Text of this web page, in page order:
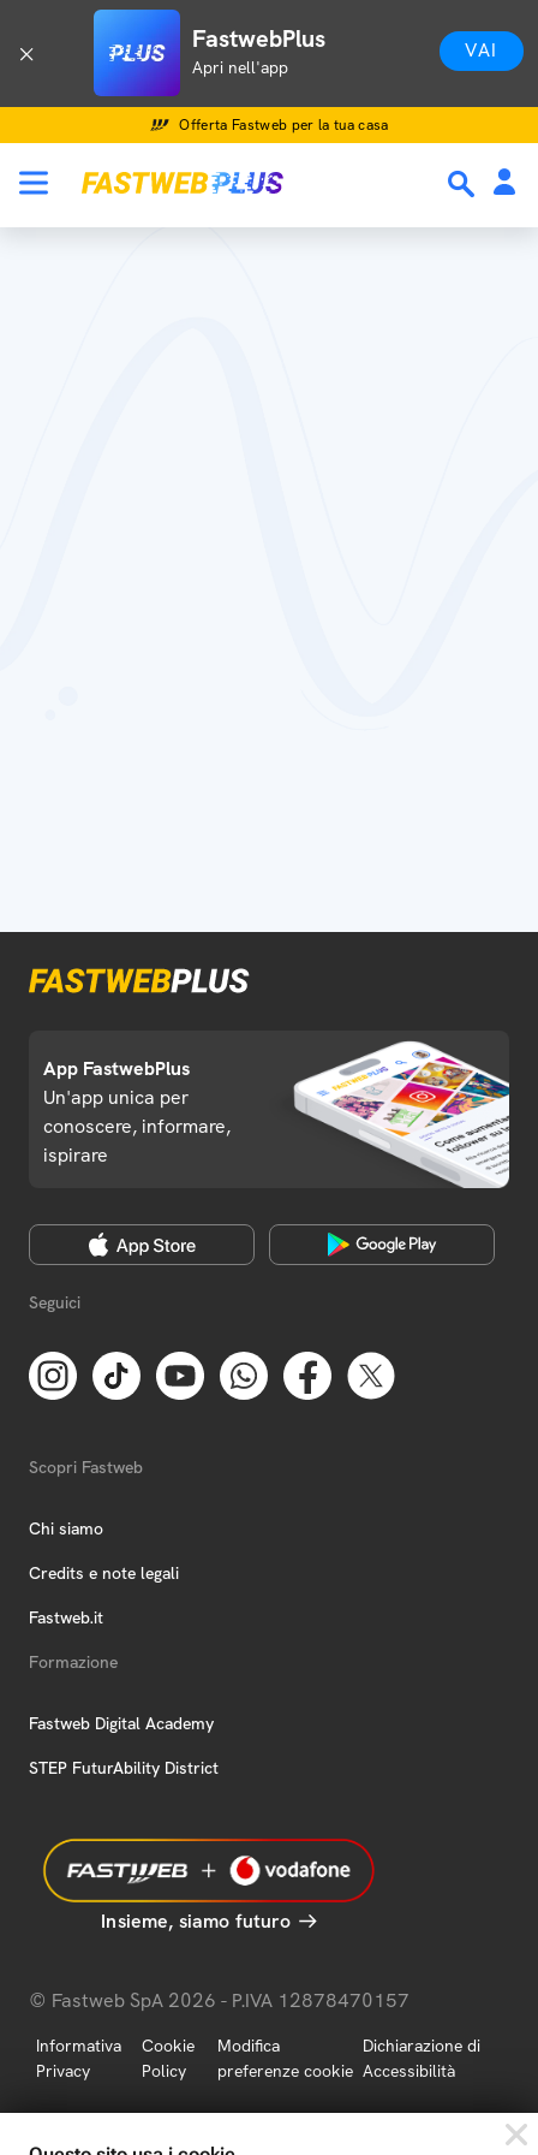
FastwebPlus
Apri nell'app
VAI
Offerta Fastweb per la tua casa
App FastwebPlus
Un'app unica per
conoscere, informare,
ispirare
Seguici
Scopri Fastweb
Chi siamo
Credits e note legali
Fastweb.it
Formazione
Fastweb Digital Academy
STEP FuturAbility District
Insieme, siamo futuro
© Fastweb SpA 2026 - P.IVA 12878470157
Informativa
Privacy
Cookie
Policy
Modifica
preferenze cookie
Dichiarazione di
Accessibilità